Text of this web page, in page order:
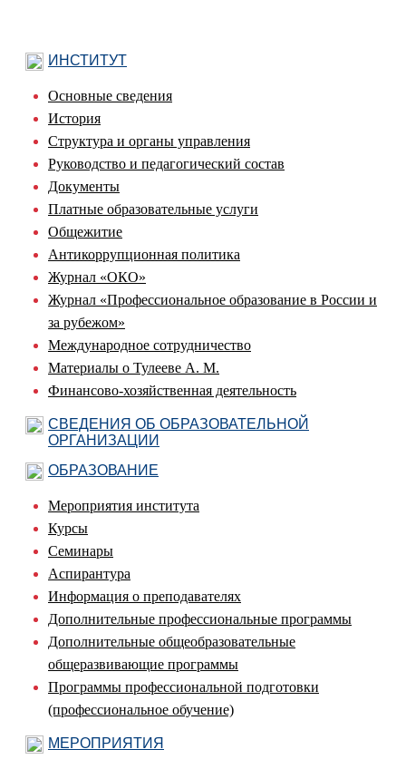
ИНСТИТУТ
Основные сведения
История
Структура и органы управления
Руководство и педагогический состав
Документы
Платные образовательные услуги
Общежитие
Антикоррупционная политика
Журнал «ОКО»
Журнал «Профессиональное образование в России и
за рубежом»
Международное сотрудничество
Материалы о Тулееве А. М.
Финансово-хозяйственная деятельность
СВЕДЕНИЯ ОБ ОБРАЗОВАТЕЛЬНОЙ
ОРГАНИЗАЦИИ
ОБРАЗОВАНИЕ
Мероприятия института
Курсы
Семинары
Аспирантура
Информация о преподавателях
Дополнительные профессиональные программы
Дополнительные общеобразовательные
общеразвивающие программы
Программы профессиональной подготовки
(профессиональное обучение)
МЕРОПРИЯТИЯ